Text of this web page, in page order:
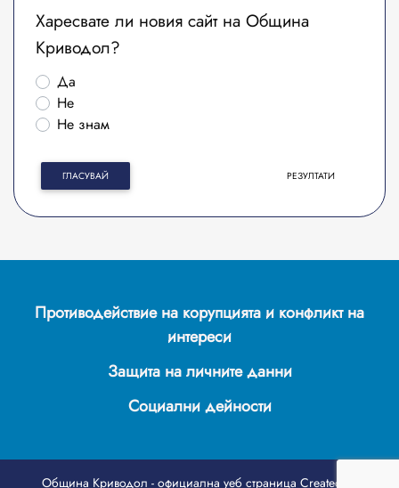
Харесвате ли новия сайт на Община
Криводол?
Да
Не
Не знам
ГЛАСУВАЙ РЕЗУЛТАТИ
Противодействие на корупцията и конфликт на
интереси
Защита на личните данни
Социални дейности
Община Криводол - официална уеб страница Created by